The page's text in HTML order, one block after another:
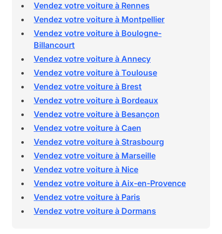
Vendez votre voiture à Rennes
Vendez votre voiture à Montpellier
Vendez votre voiture à Boulogne-
Billancourt
Vendez votre voiture à Annecy
Vendez votre voiture à Toulouse
Vendez votre voiture à Brest
Vendez votre voiture à Bordeaux
Vendez votre voiture à Besançon
Vendez votre voiture à Caen
Vendez votre voiture à Strasbourg
Vendez votre voiture à Marseille
Vendez votre voiture à Nice
Vendez votre voiture à Aix-en-Provence
Vendez votre voiture à Paris
Vendez votre voiture à Dormans